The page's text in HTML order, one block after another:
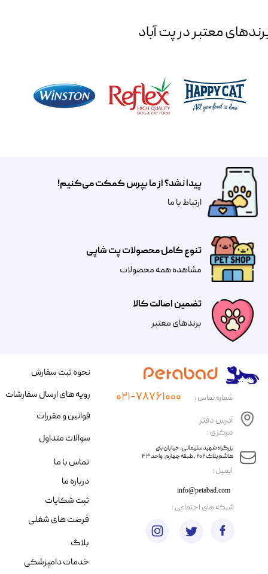
معتبر در پت آباد
تضمین اصالت کالا
​​برندهای معتبر​​​​​​​
تنوع کامل محصولات پت شاپی
مشاهده همه محصولات
پیدا نشد؟ از ما بپرس کمکت می‌کنیم!
​​​ارتباط با ما
​ایمیل :
آدرس دفتر
مرکزی :
info@petabad.com
​​بزرگراه شهید سلیمانی، خیابان بنی
هاشم پلاک ۲۰۲ ، طبقه چهارم، واحد ۴۳
شماره تماس : ۰۲۱-۷۸۷۶۱۰۰۰
نحوه ثبت سفارش
رویه های ارسال سفارشات
قوانین و مقررات
سوالات متداول
تماس با ما
درباره ما
ثبت شکایات
فرصت های شغلی
​شبکه های اجتماعی :
بلاگ
خدمات دامپزشکی